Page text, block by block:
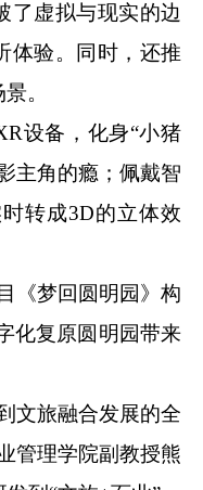
虚拟与现实的边
体验。同时，还推
。
设备，化身“小猪
主角的瘾；佩戴智
转成3D的立体效
梦回圆明园》构
化复原圆明园带来
旅融合发展的全
管理学院副教授熊